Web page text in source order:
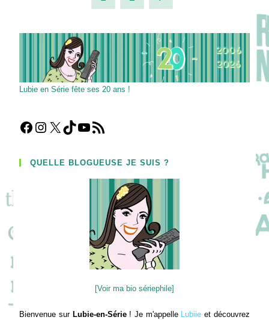
Et
Lily.
Lubie en Série fête ses 20 ans !
Facebook
Instagram
X TikTokYouTube
Flux RSS
QUELLE BLOGUEUSE JE SUIS ?
[Voir ma bio sériephile]
Bienvenue sur Lubie-en-Série! Je m'appelle Lubiie et découvrez